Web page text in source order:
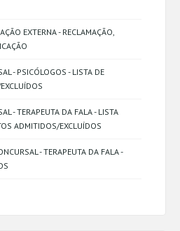
EXTERNA - RECLAMAÇÃO,
- PSICÓLOGOS - LISTA DE
- TERAPEUTA DA FALA - LISTA
ADMITIDOS/EXCLUÍDOS
- TERAPEUTA DA FALA -